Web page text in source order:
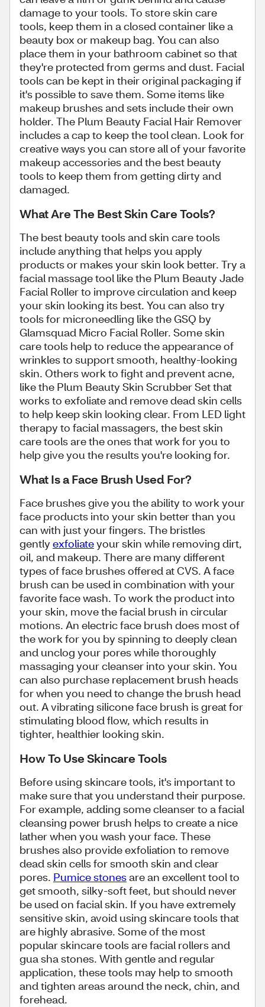
damage to your tools. To store skin care
tools, keep them in a closed container like a
beauty box or makeup bag. You can also
place them in your bathroom cabinet so that
they're protected from germs and dust. Facial
tools can be kept in their original packaging if
it's possible to save them. Some items like
makeup brushes and sets include their own
holder. The Plum Beauty Facial Hair Remover
includes a cap to keep the tool clean. Look for
creative ways you can store all of your favorite
makeup accessories and the best beauty
tools to keep them from getting dirty and
damaged.
What Are The Best Skin Care Tools?
The best beauty tools and skin care tools
include anything that helps you apply
products or makes your skin look better. Try a
facial massage tool like the Plum Beauty Jade
Facial Roller to improve circulation and keep
your skin looking its best. You can also try
tools for microneedling like the GSQ by
Glamsquad Micro Facial Roller. Some skin
care tools help to reduce the appearance of
wrinkles to support smooth, healthy-looking
skin. Others work to fight and prevent acne,
like the Plum Beauty Skin Scrubber Set that
works to exfoliate and remove dead skin cells
to help keep skin looking clear. From LED light
therapy to facial massagers, the best skin
care tools are the ones that work for you to
help give you the results you're looking for.
What Is a Face Brush Used For?
Face brushes give you the ability to work your
face products into your skin better than you
can with just your fingers. The bristles
gently exfoliateyour skin while removing dirt,
oil, and makeup. There are many different
types of face brushes offered at CVS. A face
brush can be used in combination with your
favorite face wash. To work the product into
your skin, move the facial brush in circular
motions. An electric face brush does most of
the work for you by spinning to deeply clean
and unclog your pores while thoroughly
massaging your cleanser into your skin. You
can also purchase replacement brush heads
for when you need to change the brush head
out. A vibrating silicone face brush is great for
stimulating blood flow, which results in
tighter, healthier looking skin.
How To Use Skincare Tools
Before using skincare tools, it's important to
make sure that you understand their purpose.
For example, adding some cleanser to a facial
cleansing power brush helps to create a nice
lather when you wash your face. These
brushes also provide exfoliation to remove
dead skin cells for smooth skin and clear
pores. Pumice stonesare an excellent tool to
get smooth, silky-soft feet, but should never
be used on facial skin. If you have extremely
sensitive skin, avoid using skincare tools that
are highly abrasive. Some of the most
popular skincare tools are facial rollers and
gua sha stones. With gentle and regular
application, these tools may help to smooth
and tighten areas around the neck, chin, and
forehead.